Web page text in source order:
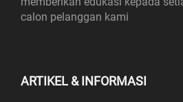
calon pelanggan kami
ARTIKEL & INFORMASI